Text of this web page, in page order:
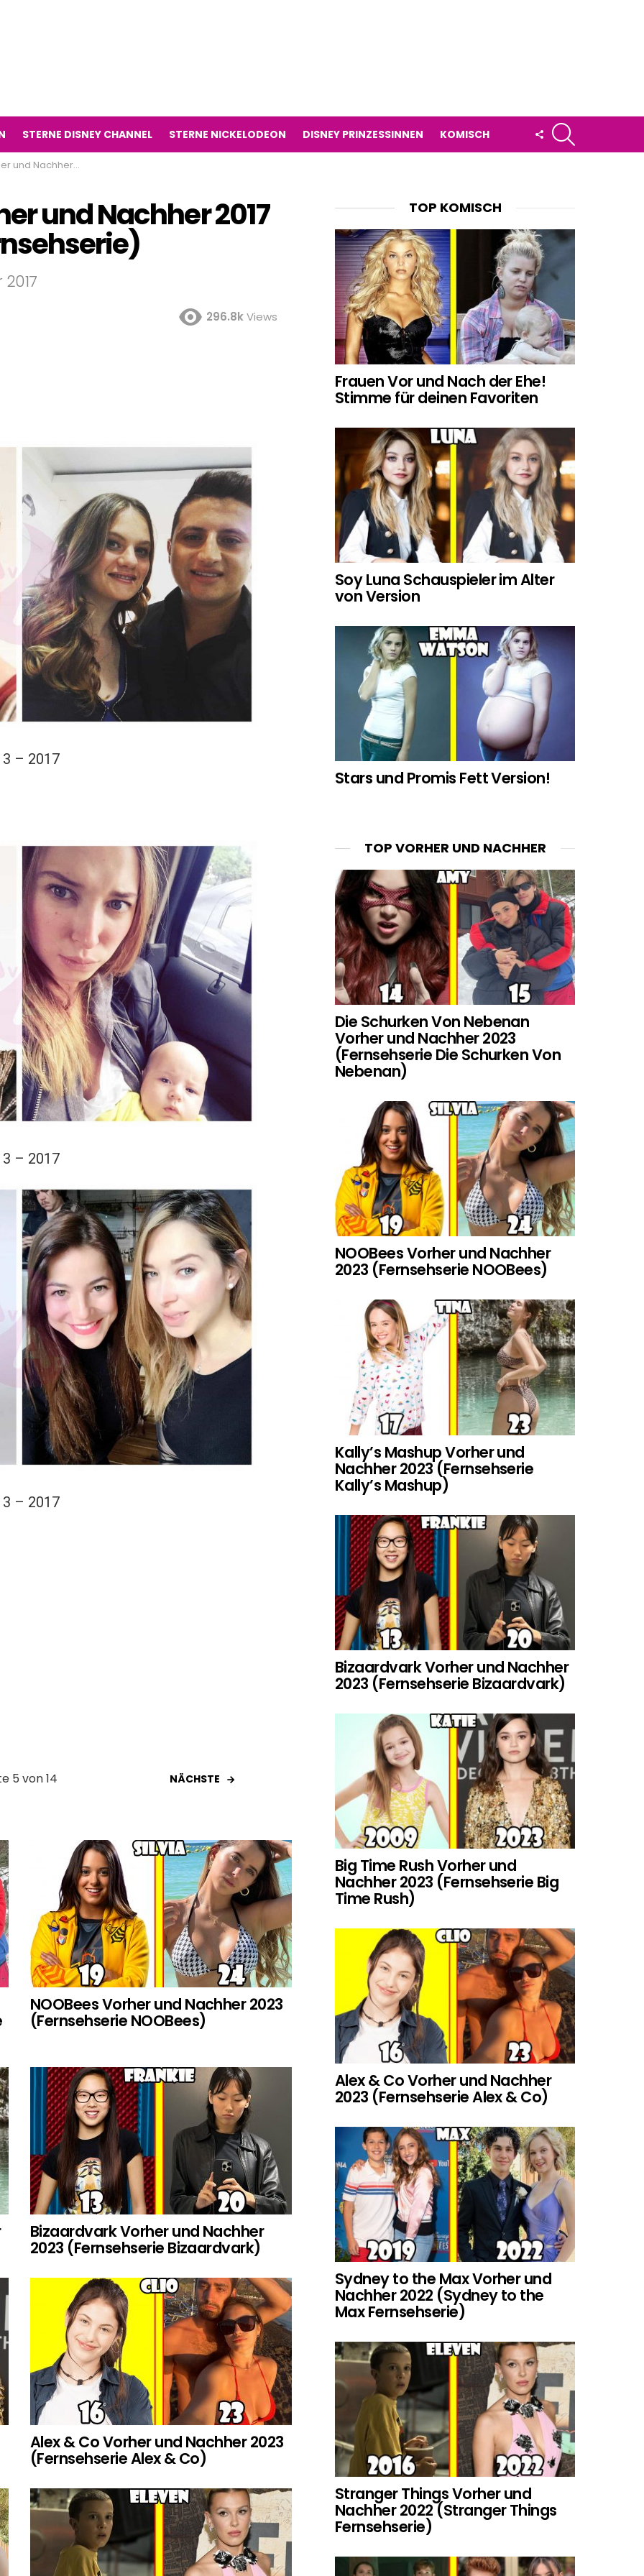
STERNE DISNEY CHANNEL STERNE NICKELODEON DISNEY PRINZESSINNEN KOMISCH
FOLLOW
US
Vampiro Fernsehserie)
und Nachher 2017
296.8kViews
– 2017
– 2017
– 2017
5 von 14 NÄCHSTE
NOOBees Vorher und Nachher 2023
(Fernsehserie NOOBees)
Bizaardvark Vorher und Nachher
2023 (Fernsehserie Bizaardvark)
Alex & Co Vorher und Nachher 2023
(Fernsehserie Alex & Co)
TOP KOMISCH
Frauen Vor und Nach der Ehe!
Stimme für deinen Favoriten
Soy Luna Schauspieler im Alter
von Version
Stars und Promis Fett Version!
TOP VORHER UND NACHHER
Die Schurken Von Nebenan
Vorher und Nachher 2023
(Fernsehserie Die Schurken Von
Nebenan)
NOOBees Vorher und Nachher
2023 (Fernsehserie NOOBees)
Kally’s Mashup Vorher und
Nachher 2023 (Fernsehserie
Kally’s Mashup)
Bizaardvark Vorher und Nachher
2023 (Fernsehserie Bizaardvark)
Big Time Rush Vorher und
Nachher 2023 (Fernsehserie Big
Time Rush)
Alex & Co Vorher und Nachher
2023 (Fernsehserie Alex & Co)
Sydney to the Max Vorher und
Nachher 2022 (Sydney to the
Max Fernsehserie)
Stranger Things Vorher und
Nachher 2022 (Stranger Things
Fernsehserie)